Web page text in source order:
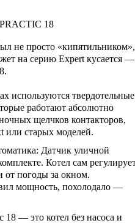
18
не просто «кипятильником»,
на серию Expert кусается —
.
используются твердотельные
работают абсолютно
щелчков контакторов,
или старых моделей.
Датчик уличной
Котел сам
от погоды за окном.
мощность, похолодало —
18 — это котел без насоса и